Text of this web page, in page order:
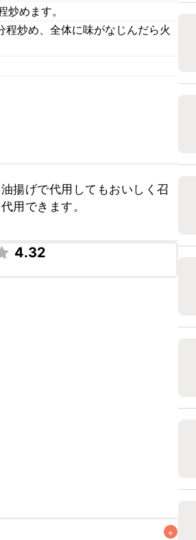
めます。
炒め、全体に味がなじんだら火
揚げで代用してもおいしく召
用できます。
4.32
+